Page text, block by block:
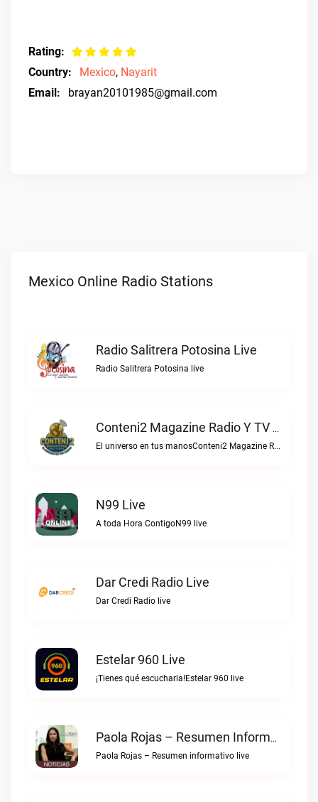
Rating:
Country:
Mexico, Nayarit
Email:
brayan20101985@gmail.com
Mexico Online Radio Stations
Radio Salitrera Potosina Live
Radio Salitrera Potosina live
Conteni2 Magazine Radio Y TV Digital Live
El universo en tus manosConteni2 Magazine Radio y TV Digital live
N99 Live
A toda Hora ContigoN99 live
Dar Credi Radio Live
Dar Credi Radio live
Estelar 960 Live
¡Tienes qué escucharla!Estelar 960 live
Paola Rojas – Resumen Informativo Live
Paola Rojas – Resumen informativo live